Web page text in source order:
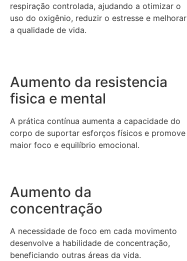
respiração controlada, ajudando a otimizar o
uso do oxigênio, reduzir o estresse e melhorar
a qualidade de vida.
Aumento da resistencia
fisica e mental
A prática contínua aumenta a capacidade do
corpo de suportar esforços físicos e promove
maior foco e equilíbrio emocional.
Aumento da
concentração
A necessidade de foco em cada movimento
desenvolve a habilidade de concentração,
beneficiando outras áreas da vida.